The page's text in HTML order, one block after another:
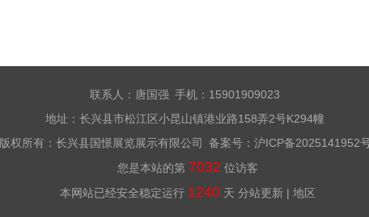
联系人：唐国强 手机：15901909023
地址：长兴县市松江区小昆山镇港业路158弄2号K294幢
版权所有：长兴县国憬展览展示有限公司 备案号： 沪ICP备2025141952
您是本站的第 7032 位访客
本网站已经安全稳定运行 1240 天 分站更新 | 地区